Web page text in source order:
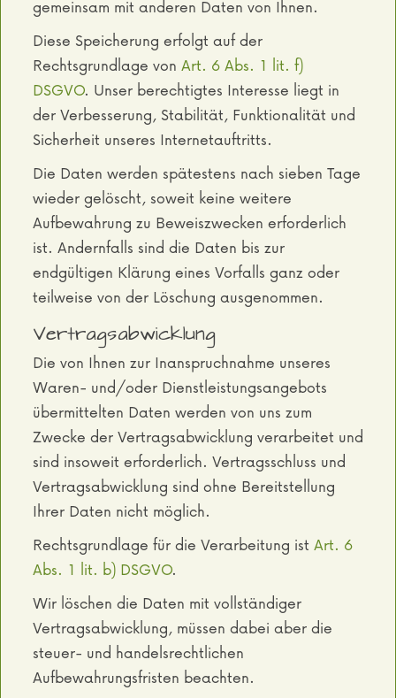
gemeinsam mit anderen Daten von Ihnen.
Diese Speicherung erfolgt auf der
Rechtsgrundlage von Art. 6 Abs. 1 lit. f)
DSGVO. Unser berechtigtes Interesse liegt in
der Verbesserung, Stabilität, Funktionalität und
Sicherheit unseres Internetauftritts.
Die Daten werden spätestens nach sieben Tage
wieder gelöscht, soweit keine weitere
Aufbewahrung zu Beweiszwecken erforderlich
ist. Andernfalls sind die Daten bis zur
endgültigen Klärung eines Vorfalls ganz oder
teilweise von der Löschung ausgenommen.
Vertragsabwicklung
Die von Ihnen zur Inanspruchnahme unseres
Waren- und/oder Dienstleistungsangebots
übermittelten Daten werden von uns zum
Zwecke der Vertragsabwicklung verarbeitet und
sind insoweit erforderlich. Vertragsschluss und
Vertragsabwicklung sind ohne Bereitstellung
Ihrer Daten nicht möglich.
Rechtsgrundlage für die Verarbeitung ist Art. 6
Abs. 1 lit. b) DSGVO.
Wir löschen die Daten mit vollständiger
Vertragsabwicklung, müssen dabei aber die
steuer- und handelsrechtlichen
Aufbewahrungsfristen beachten.